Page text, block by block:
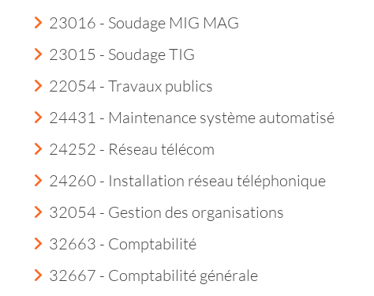
23016 - Soudage MIG MAG
23015 - Soudage TIG
22054 - Travaux publics
24431 - Maintenance système automatisé
24252 - Réseau télécom
24260 - Installation réseau téléphonique
32054 - Gestion des organisations
32663 - Comptabilité
32667 - Comptabilité générale